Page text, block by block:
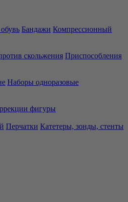
Бандажи Компрессионный
скольжения Приспособления
Наборы одноразовые
фигуры
Перчатки Катетеры, зонды, стенты